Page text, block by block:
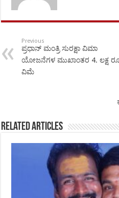
Previous
ಪ್ರಧಾನ್ ಮಂತ್ರಿ ಸುರಕ್ಷಾ ವಿಮಾ
ಯೋಜನೆಗಳ ಮುಖಾಂತರ 4. ಲಕ್ಷ
ವಿಮೆ
Related Articles